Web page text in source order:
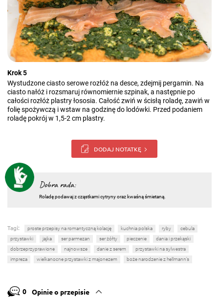
Krok 5
Wystudzone ciasto serowe rozłóż na desce, zdejmij pergamin. Na
ciasto nałóż i rozsmaruj równomiernie szpinak, a następnie po
całości rozłóż plastry łososia. Całość zwiń w ścisłą roladę, zawiń w
folię spożywczą i wstaw na godzinę do lodówki. Przed podaniem
roladę pokrój w 1,5-2 cm plastry.
DODAJ NOTATKĘ
Dobra rada:
Roladę podawaj z cząstkami cytryny oraz kwaśną śmietaną.
Tagi: proste przepisy na romantyczną kolację kuchnia polska ryby
cebula
przystawki
jajka ser parmezan ser żółty pieczenie
dania i przekąski
dobrzeprzyprawione
najnowsze danie z serem
przystawki na sylwestra
impreza
wielkanocne przystawki z majonezem boże narodzenie z hellmann’s
0 Opinie o przepisie